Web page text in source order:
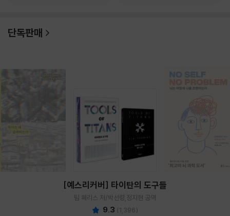
단독판매
[예스리커버] 타이탄의 도구들
팀 페리스 저/박선령,정지현 공역
9.3 (1,396)